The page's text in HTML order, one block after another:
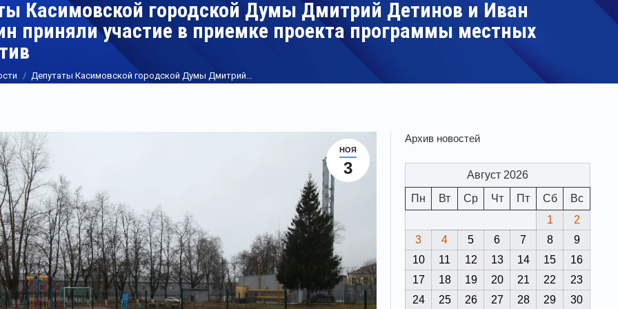
Касимовской городской Думы Дмитрий Детинов и Иван
приняли участие в приемке проекта программы местных
Депутаты Касимовской городской Думы Дмитрий…
НОЯ
3
Архив новостей
Август 2026
Пн
Вт Ср Чт Пт Сб
Вс
1
2
3
4 5 6 7 8
9
10
11 12 13 14 15
16
17
18 19 20 21 22
23
24
25 26 27 28 29
30